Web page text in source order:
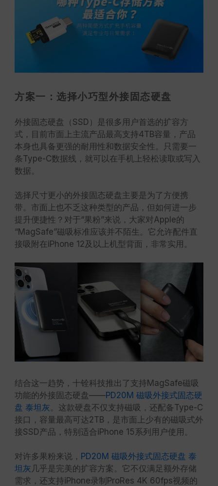
方案一：选择小巧型外接固态硬盘
外接固态硬盘（SSD）是很多用户首选的扩容方
式，目前市面上主流产品最高支持4TB容量，产品
本身也具备更强的耐用性和数据安全性。只需要一
条Type-C数据线，就可以在手机上轻松读取或写入
数据。
选择尺寸更小的外接固态硬盘主要是为了方便携
带。市面上也不乏这种类型的产品，但如何进一步
提升便捷性？对于“果粉”来说，大家对Apple的
“MagSafe”磁吸标准应该并不陌生。它允许配件直
接吸附在iPhone 12及以上机型背面，非常实用。
结合这一趋势，十铨科技推出了支持MagSafe磁吸
功能的外接固态硬盘——PD20M 磁吸外接式固态硬
盘 泰坦灰。这款硬盘不仅支持磁吸，还配备Type-C
接口，容量最高可达2TB，是市面上少有的磁吸式外
接SSD产品，特别适合iPhone 15系列用户使用。
对许多果粉来说， PD20M 磁吸外接式固态硬盘 泰
坦灰 几乎是完美的扩容方案。它不仅满足额外存储
需求，还支持iPhone录制ProRes 4K 60fps视频的